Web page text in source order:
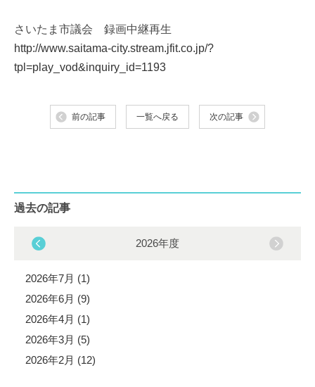
さいたま市議会 録画中継再生
http://www.saitama-city.stream.jfit.co.jp/?
tpl=play_vod&inquiry_id=1193
前の記事 一覧へ戻る 次の記事
過去の記事
2026年度
2026年7月 (1)
2026年6月 (9)
2026年4月 (1)
2026年3月 (5)
2026年2月 (12)